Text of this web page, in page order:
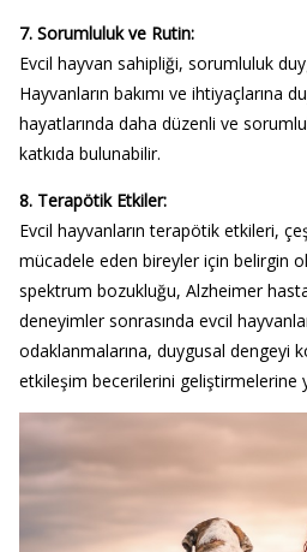
7. Sorumluluk ve Rutin:
Evcil hayvan sahipliği, sorumluluk
Hayvanların bakımı ve ihtiyaçlarına
hayatlarında daha düzenli ve
katkıda bulunabilir.
8. Terapötik Etkiler:
Evcil hayvanların terapötik etkileri,
mücadele eden bireyler için belirgin
spektrum bozukluğu, Alzheimer
deneyimler sonrasında evcil
odaklanmalarına, duygusal dengeyi
etkileşim becerilerini geliştirmelerine